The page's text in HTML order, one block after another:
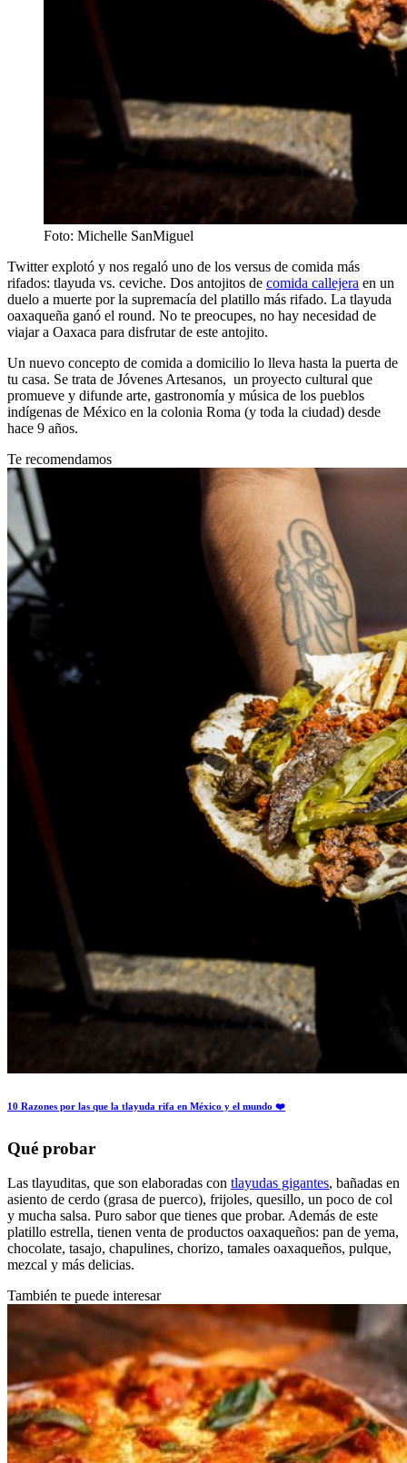
Foto: Michelle SanMiguel
Twitter explotó y nos regaló uno de los versus de comida más
rifados: tlayuda vs. ceviche. Dos antojitos de comida callejera en un
duelo a muerte por la supremacía del platillo más rifado. La tlayuda
oaxaqueña ganó el round. No te preocupes, no hay necesidad de
viajar a Oaxaca para disfrutar de este antojito.
Un nuevo concepto de comida a domicilio lo lleva hasta la puerta de
tu casa. Se trata de Jóvenes Artesanos, un proyecto cultural que
promueve y difunde arte, gastronomía y música de los pueblos
indígenas de México en la colonia Roma (y toda la ciudad) desde
hace 9 años.
Te recomendamos
10 Razones por las que la tlayuda rifa en México y el mundo ❤️
Qué probar
Las tlayuditas, que son elaboradas con tlayudas gigantes, bañadas en
asiento de cerdo (grasa de puerco), frijoles, quesillo, un poco de col
y mucha salsa. Puro sabor que tienes que probar. Además de este
platillo estrella, tienen venta de productos oaxaqueños: pan de yema,
chocolate, tasajo, chapulines, chorizo, tamales oaxaqueños, pulque,
mezcal y más delicias.
También te puede interesar